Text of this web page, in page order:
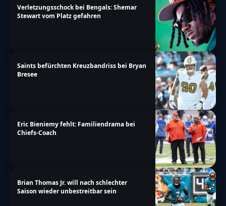
Verletzungsschock bei Bengals: Shemar
Stewart vom Platz gefahren
Saints befürchten Kreuzbandriss bei Bryan
Bresee
Eric Bieniemy fehlt: Familiendrama bei
Chiefs-Coach
Brian Thomas Jr. will nach schlechter
Saison wieder unbestreitbar sein